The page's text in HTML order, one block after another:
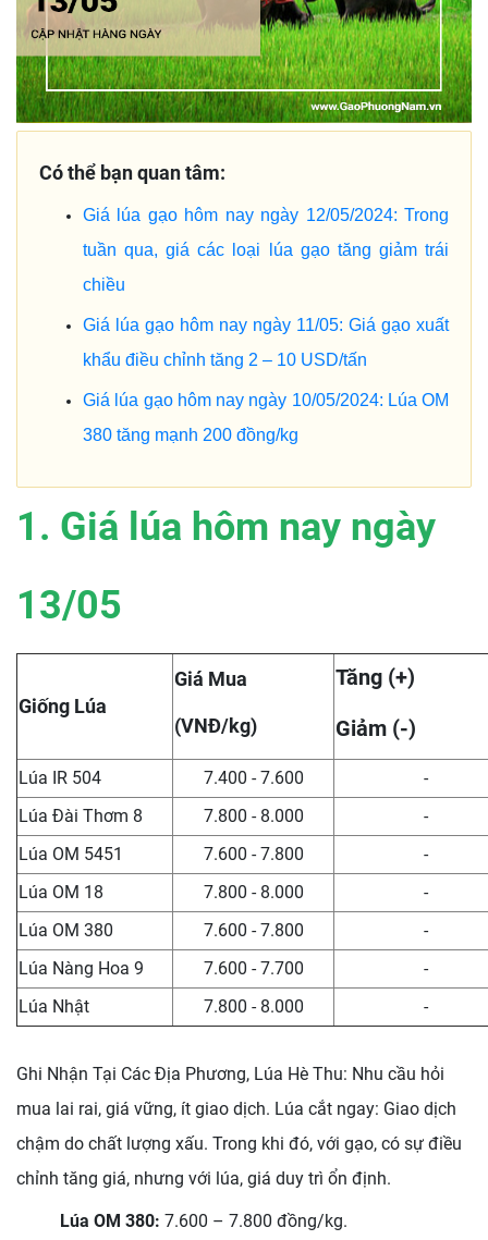
Có thể bạn quan tâm:
Giá lúa gạo hôm nay ngày 12/05/2024: Trong
tuần qua, giá các loại lúa gạo tăng giảm trái
chiều
Giá lúa gạo hôm nay ngày 11/05: Giá gạo xuất
khẩu điều chỉnh tăng 2 – 10 USD/tấn
Giá lúa gạo hôm nay ngày 10/05/2024: Lúa OM
380 tăng mạnh 200 đồng/kg
1. Giá lúa hôm nay ngày
13/05
Giống Lúa
Giá Mua
(VNĐ/kg)
Tăng (+)
Giảm (-)
Lúa IR 504 7.400 - 7.600
-
Lúa Đài Thơm 8
7.800 - 8.000
-
Lúa OM 5451
7.600 - 7.800
-
Lúa OM 18
7.800 - 8.000
-
Lúa OM 380
7.600 - 7.800
-
Lúa Nàng Hoa 9
7.600 - 7.700
-
Lúa Nhật
7.800 - 8.000 -
Ghi Nhận Tại Các Địa Phương, Lúa Hè Thu: Nhu cầu hỏi
mua lai rai, giá vững, ít giao dịch. Lúa cắt ngay: Giao dịch
chậm do chất lượng xấu. Trong khi đó, với gạo, có sự điều
chỉnh tăng giá, nhưng với lúa, giá duy trì ổn định.
Lúa OM 380: 7.600 – 7.800 đồng/kg.